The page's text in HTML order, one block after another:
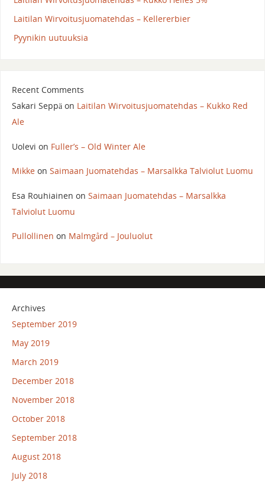
Laitilan Wirvoitusjuomatehdas – Kellererbier
Pyynikin uutuuksia
Recent Comments
Sakari Seppäon Laitilan Wirvoitusjuomatehdas – Kukko Red
Ale
Uolevi on Fuller’s – Old Winter Ale
Mikkeon Saimaan Juomatehdas – Marsalkka Talviolut Luomu
Esa Rouhiainen on Saimaan Juomatehdas – Marsalkka
Talviolut Luomu
Pullollinen on Malmgård – Jouluolut
Archives
September 2019
May 2019
March 2019
December 2018
November 2018
October 2018
September 2018
August 2018
July 2018